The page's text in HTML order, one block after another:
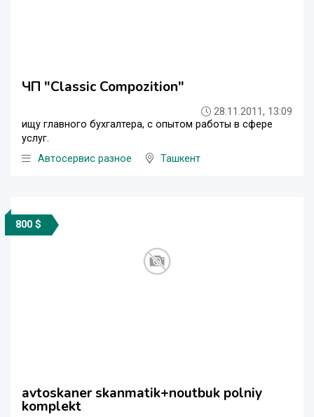
ЧП "Classic Compozition"
28.11.2011, 13:09
ищу главного бухгалтера, с опытом работы в сфере
услуг.
Автосервис разное
Ташкент
800 $
avtoskaner skanmatik+noutbuk polniy
komplekt